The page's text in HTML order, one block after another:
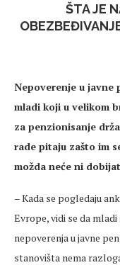
ŠTA JE
Nepoverenje u javne
mladi koji u velikom
za penzionisanje
rade pitaju zašto im
možda neće ni
– Kada se pogledaju
Evrope, vidi se da
nepoverenja u javne
stanovišta nema